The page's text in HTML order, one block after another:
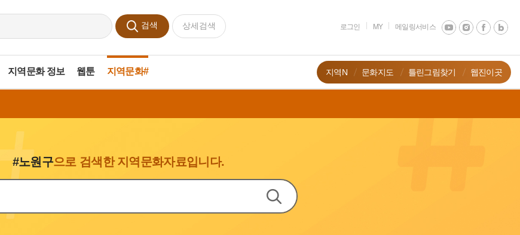
검색 상세검색 로그인 MY 메일링서비스
지역문화 정보 웹툰 지역문화# 지역N 문화지도 틀린그림찾기 웹진이곳
#노원구으로 검색한 지역문화자료입니다.